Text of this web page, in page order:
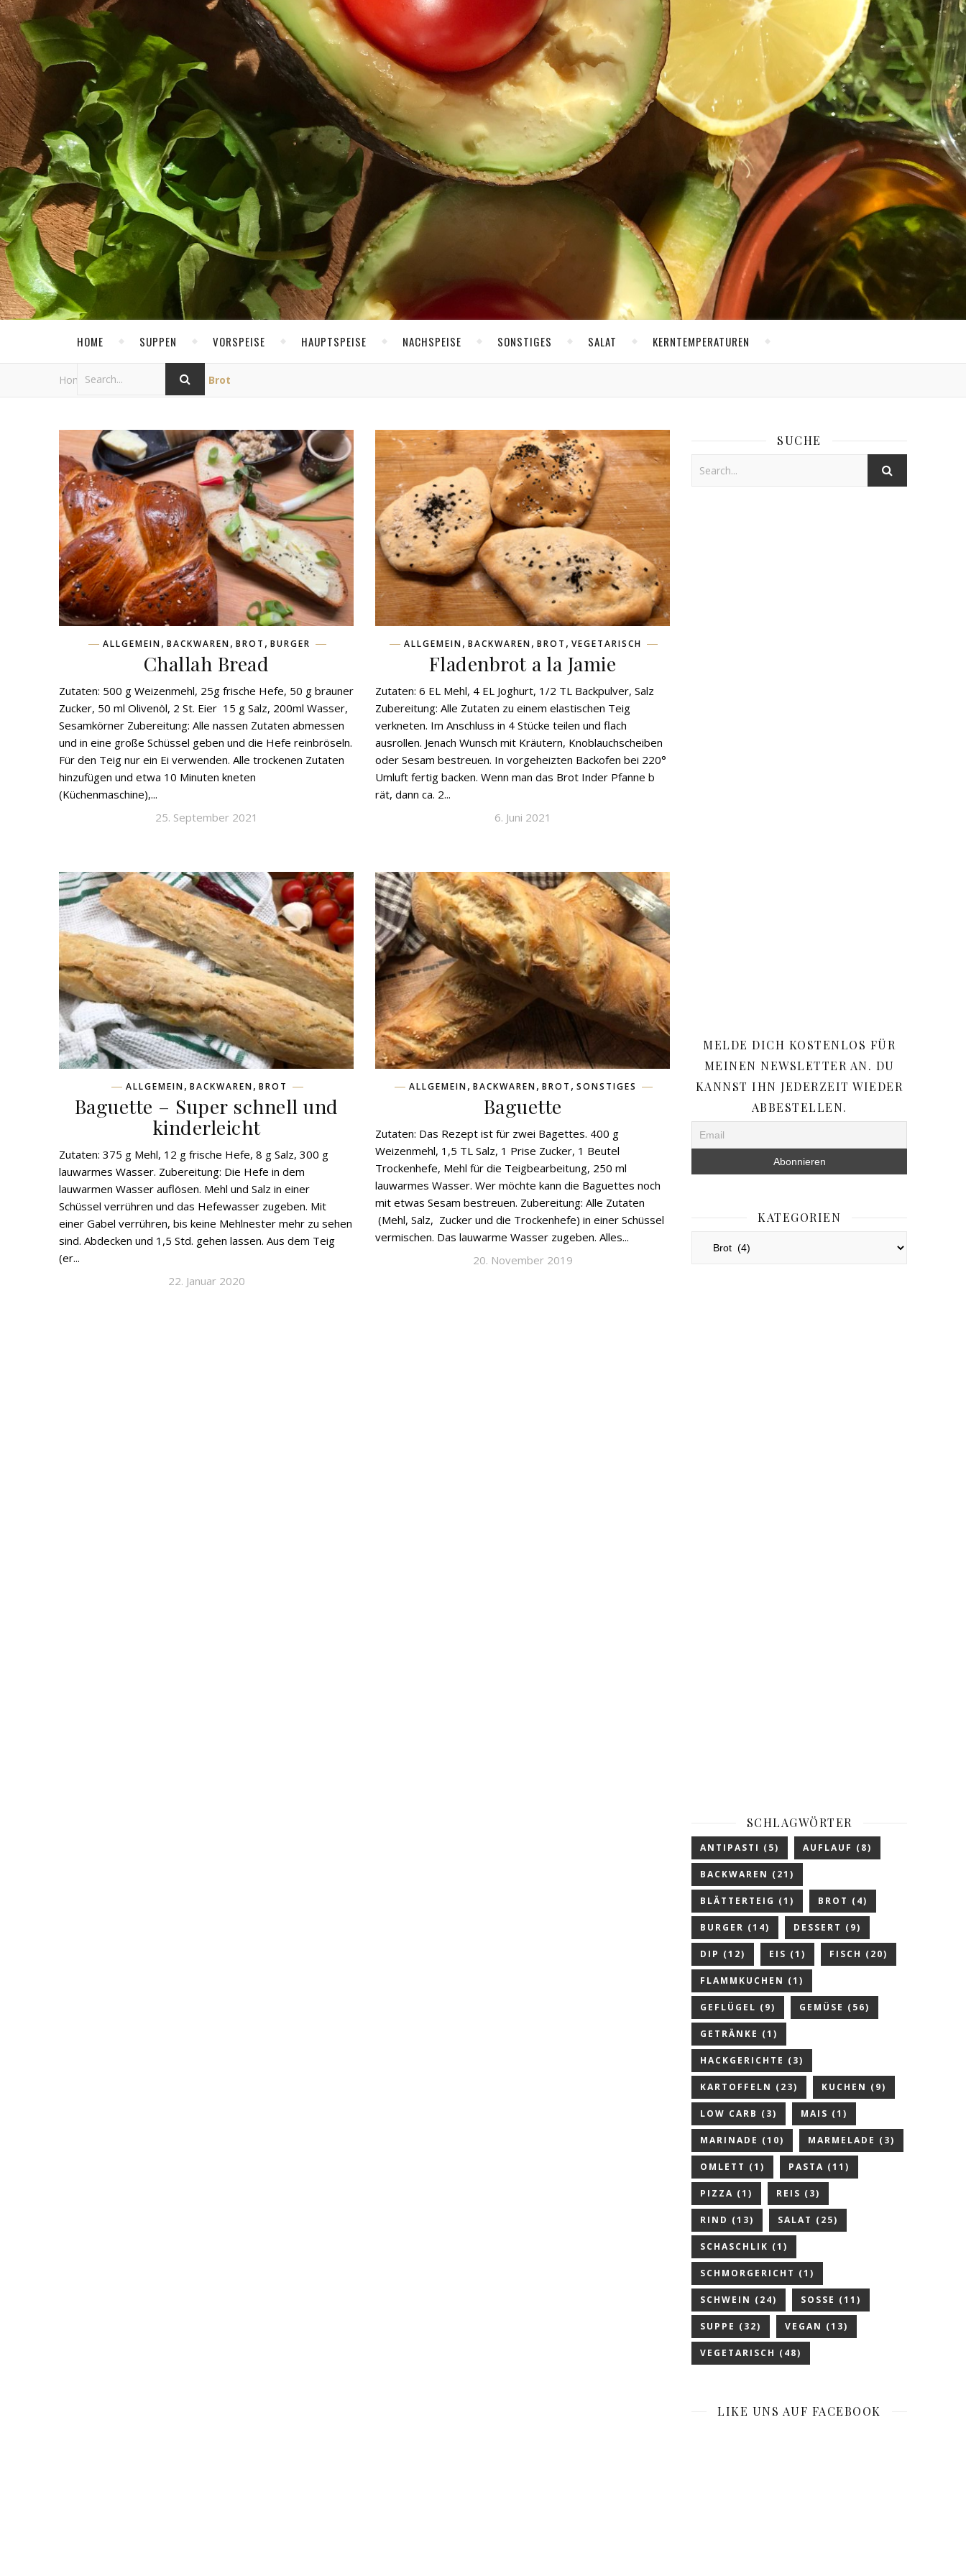
HOME SUPPEN VORSPEISE HAUPTSPEISE NACHSPEISE SONSTIGES SALAT KERNTEMPERATUREN
Home / Category Archives: Brot
ALLGEMEIN, BACKWAREN, BROT , BURGER
Challah Bread
Zutaten: 500 g Weizenmehl, 25g frische Hefe, 50 g brauner
Zucker, 50 ml Olivenöl, 2 St. Eier 15 g Salz, 200ml Wasser,
Sesamkörner Zubereitung: Alle nassen Zutaten abmessen
und in eine große Schüssel geben und die Hefe reinbröseln.
Für den Teig nur ein Ei verwenden. Alle trockenen Zutaten
hinzufügen und etwa 10 Minuten kneten
(Küchenmaschine),...
25. September 2021
ALLGEMEIN, BACKWAREN, BROT , VEGETARISCH
Fladenbrot a la Jamie
Zutaten: 6 EL Mehl, 4 EL Joghurt, 1/2 TL Backpulver, Salz
Zubereitung: Alle Zutaten zu einem elastischen Teig
verkneten. Im Anschluss in 4 Stücke teilen und flach
ausrollen. Jenach Wunsch mit Kräutern, Knoblauchscheiben
oder Sesam bestreuen. In vorgeheizten Backofen bei 220°
Umluft fertig backen. Wenn man das Brot Inder Pfanne b
rät, dann ca. 2...
6. Juni 2021
ALLGEMEIN, BACKWAREN, BROT
Baguette – Super schnell und
kinderleicht
Zutaten: 375 g Mehl, 12 g frische Hefe, 8 g Salz, 300 g
lauwarmes Wasser. Zubereitung: Die Hefe in dem
lauwarmen Wasser auflösen. Mehl und Salz in einer
Schüssel verrühren und das Hefewasser zugeben. Mit
einer Gabel verrühren, bis keine Mehlnester mehr zu sehen
sind. Abdecken und 1,5 Std. gehen lassen. Aus dem Teig
(er...
22. Januar 2020
ALLGEMEIN, BACKWAREN, BROT , SONSTIGES
Baguette
Zutaten: Das Rezept ist für zwei Bagettes. 400 g
Weizenmehl, 1,5 TL Salz, 1 Prise Zucker, 1 Beutel
Trockenhefe, Mehl für die Teigbearbeitung, 250 ml
lauwarmes Wasser. Wer möchte kann die Baguettes noch
mit etwas Sesam bestreuen. Zubereitung: Alle Zutaten
(Mehl, Salz, Zucker und die Trockenhefe) in einer Schüssel
vermischen. Das lauwarme Wasser zugeben. Alles...
20. November 2019
SUCHE
MELDE DICH KOSTENLOS FÜR
MEINEN NEWSLETTER AN. DU
KANNST IHN JEDERZEIT WIEDER
ABBESTELLEN.
KATEGORIEN
SCHLAGWÖRTER
ANTIPASTI (5) AUFLAUF (8)
BACKWAREN (21)
BLÄTTERTEIG (1) BROT (4)
BURGER (14) DESSERT (9)
DIP (12) EIS (1) FISCH (20)
FLAMMKUCHEN (1)
GEFLÜGEL (9) GEMÜSE (56)
GETRÄNKE (1)
HACKGERICHTE (3)
KARTOFFELN (23) KUCHEN (9)
LOW CARB (3) MAIS (1)
MARINADE (10) MARMELADE (3)
OMLETT (1) PASTA (11)
PIZZA (1) REIS (3)
RIND (13) SALAT (25)
SCHASCHLIK (1)
SCHMORGERICHT (1)
SCHWEIN (24) SOSSE (11)
SUPPE (32) VEGAN (13)
VEGETARISCH (48)
LIKE UNS AUF FACEBOOK